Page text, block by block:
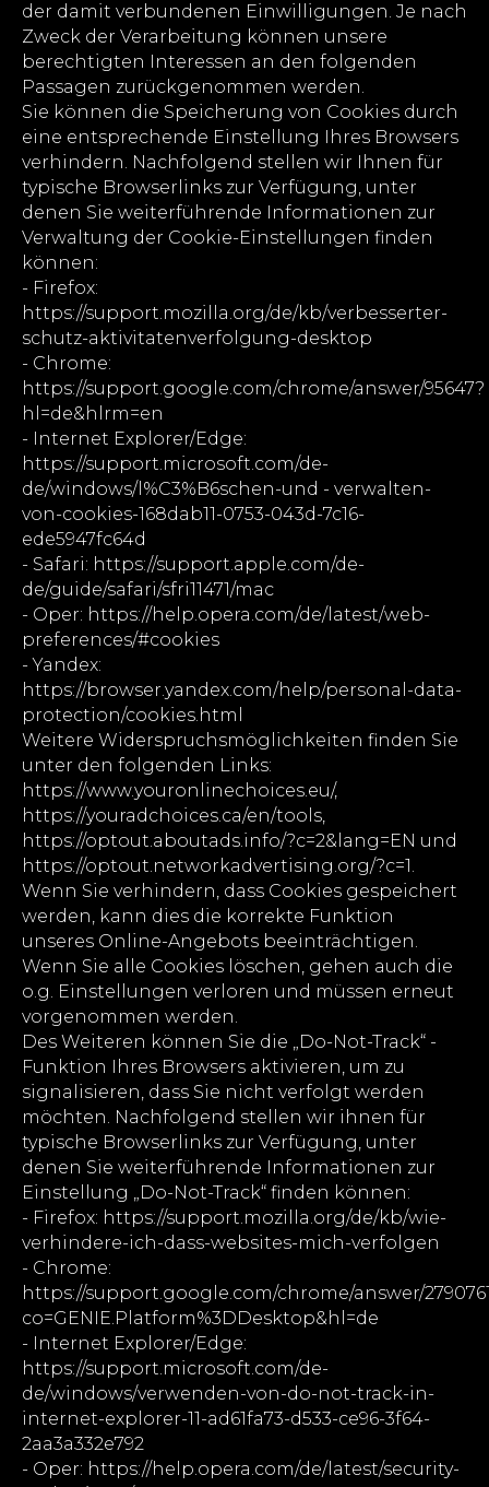
der damit verbundenen Einwilligungen. Je nach
Zweck der Verarbeitung können unsere
berechtigten Interessen an den folgenden
Passagen zurückgenommen werden.
Sie können die Speicherung von Cookies durch
eine entsprechende Einstellung Ihres Browsers
verhindern. Nachfolgend stellen wir Ihnen für
typische Browserlinks zur Verfügung, unter
denen Sie weiterführende Informationen zur
Verwaltung der Cookie-Einstellungen finden
können:
- Firefox:
https://support.mozilla.org/de/kb/verbesserter-
schutz-aktivitatenverfolgung-desktop
- Chrome:
https://support.google.com/chrome/answer/95647?
hl=de&hlrm=en
- Internet Explorer/Edge:
https://support.microsoft.com/de-
de/windows/l%C3%B6schen-und - verwalten-
von-cookies-168dab11-0753-043d-7c16-
ede5947fc64d
- Safari: https://support.apple.com/de-
de/guide/safari/sfri11471/mac
- Oper: https://help.opera.com/de/latest/web-
preferences/#cookies
- Yandex:
https://browser.yandex.com/help/personal-data-
protection/cookies.html
Weitere Widerspruchsmöglichkeiten finden Sie
unter den folgenden Links:
https://www.youronlinechoices.eu/,
https://youradchoices.ca/en/tools,
https://optout.aboutads.info/?c=2&lang=EN und
https://optout.networkadvertising.org/?c=1.
Wenn Sie verhindern, dass Cookies gespeichert
werden, kann dies die korrekte Funktion
unseres Online-Angebots beeinträchtigen.
Wenn Sie alle Cookies löschen, gehen auch die
o.g. Einstellungen verloren und müssen erneut
vorgenommen werden.
Des Weiteren können Sie die „Do-Not-Track“ -
Funktion Ihres Browsers aktivieren, um zu
signalisieren, dass Sie nicht verfolgt werden
möchten. Nachfolgend stellen wir ihnen für
typische Browserlinks zur Verfügung, unter
denen Sie weiterführende Informationen zur
Einstellung „Do-Not-Track“ finden können:
- Firefox: https://support.mozilla.org/de/kb/wie-
verhindere-ich-dass-websites-mich-verfolgen
- Chrome:
https://support.google.com/chrome/answer/
co=GENIE.Platform%3DDesktop&hl=de
- Internet Explorer/Edge:
https://support.microsoft.com/de-
de/windows/verwenden-von-do-not-track-in-
internet-explorer-11-ad61fa73-d533-ce96-3f64-
2aa3a332e792
- Oper: https://help.opera.com/de/latest/security-